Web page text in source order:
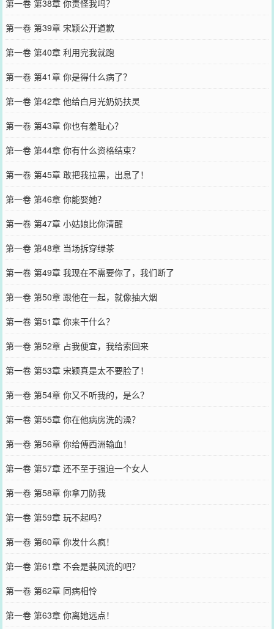
第一卷 第38章 你责怪我吗？
第一卷 第39章 宋颖公开道歉
第一卷 第40章 利用完我就跑
第一卷 第41章 你是得什么病了？
第一卷 第42章 他给白月光奶奶扶灵
第一卷 第43章 你也有羞耻心？
第一卷 第44章 你有什么资格结束？
第一卷 第45章 敢把我拉黑，出息了！
第一卷 第46章 你能娶她？
第一卷 第47章 小姑娘比你清醒
第一卷 第48章 当场拆穿绿茶
第一卷 第49章 我现在不需要你了，我们断了
第一卷 第50章 跟他在一起，就像抽大烟
第一卷 第51章 你来干什么？
第一卷 第52章 占我便宜，我给索回来
第一卷 第53章 宋颖真是太不要脸了！
第一卷 第54章 你又不听我的，是么？
第一卷 第55章 你在他病房洗的澡？
第一卷 第56章 你给傅西洲输血！
第一卷 第57章 还不至于强迫一个女人
第一卷 第58章 你拿刀防我
第一卷 第59章 玩不起吗？
第一卷 第60章 你发什么疯！
第一卷 第61章 不会是装风流的吧？
第一卷 第62章 同病相怜
第一卷 第63章 你离她远点！